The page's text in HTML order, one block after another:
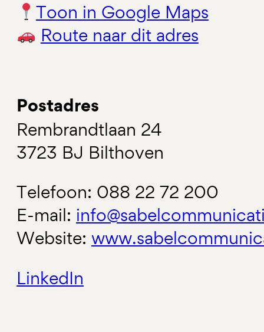
Toon in Google Maps
Route naar dit adres
Postadres
Rembrandtlaan 24
3723 BJ Bilthoven
Telefoon: 088 22 72 200
E-mail:
Website:
LinkedIn